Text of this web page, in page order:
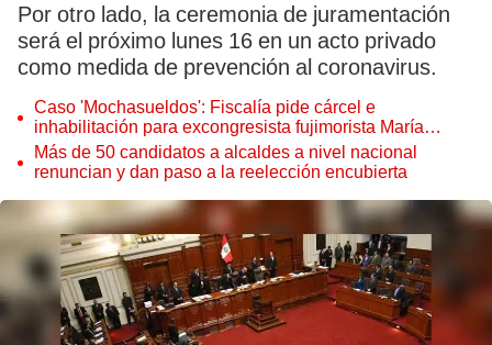
Por otro lado, la ceremonia de juramentación
será el próximo lunes 16 en un acto privado
como medida de prevención al coronavirus.
Caso 'Mochasueldos': Fiscalía pide cárcel e
inhabilitación para excongresista fujimorista María
Cordero Jon Tay
Más de 50 candidatos a alcaldes a nivel nacional
renuncian y dan paso a la reelección encubierta